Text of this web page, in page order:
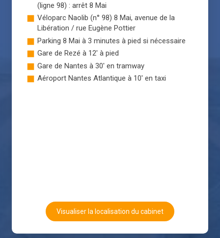
(ligne 98) : arrêt 8 Mai
Véloparc Naolib (n° 98) 8 Mai, avenue de la
Libération / rue Eugène Pottier
Parking 8 Mai à 3 minutes à pied si nécessaire
Gare de Rezé à 12' à pied
Gare de Nantes à 30' en tramway
Aéroport Nantes Atlantique à 10' en taxi
Visualiser la localisation du cabinet